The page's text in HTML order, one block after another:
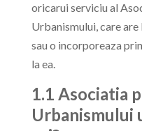
oricarui serviciu al
Urbanismului, care
sau o incorporeaza
la ea.
1.1 Asociatia
Urbanismului